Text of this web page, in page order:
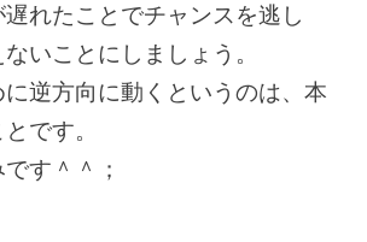
遅れたことでチャンスを逃し
いことにしましょう。
逆方向に動くというのは、本
です。
す＾＾；